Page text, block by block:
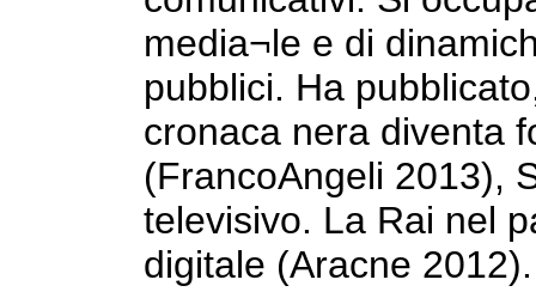
media¬le e di
pubblici. Ha
cronaca nera diventa
(FrancoAngeli 2013),
televisivo. La Rai nel
digitale (Aracne 2012).